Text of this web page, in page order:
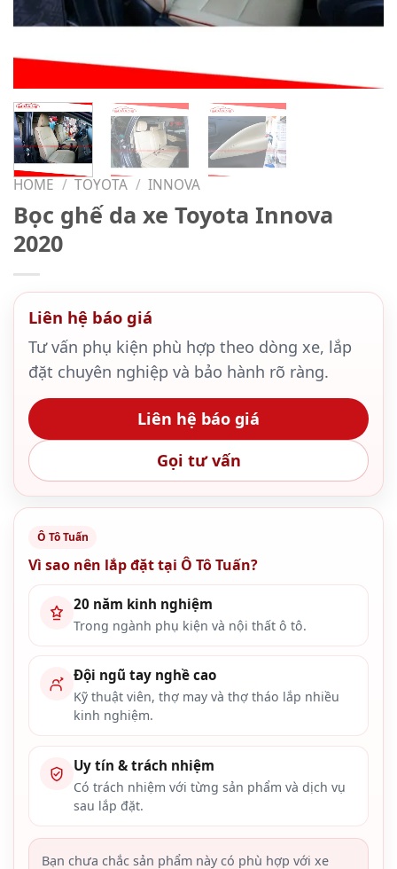
HOME / TOYOTA / INNOVA
Bọc ghế da xe Toyota Innova
2020
Liên hệ báo giá
Tư vấn phụ kiện phù hợp theo dòng xe, lắp
đặt chuyên nghiệp và bảo hành rõ ràng.
Liên hệ báo giá
Gọi tư vấn
Ô Tô Tuấn
Vì sao nên lắp đặt tại Ô Tô Tuấn?
20 năm kinh nghiệm
Trong ngành phụ kiện và nội thất ô tô.
Đội ngũ tay nghề cao
Kỹ thuật viên, thợ may và thợ tháo lắp nhiều
kinh nghiệm.
Uy tín & trách nhiệm
Có trách nhiệm với từng sản phẩm và dịch vụ
sau lắp đặt.
Bạn chưa chắc sản phẩm này có phù hợp với xe